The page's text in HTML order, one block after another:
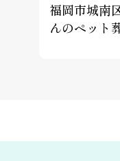
福岡市城南
んのペット